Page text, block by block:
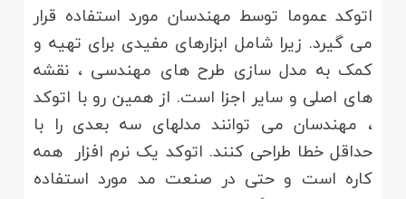
اتوکد عموما توسط مهندسان مورد استفاده قرار
می گیرد. زیرا شامل ابزارهای مفیدی برای تهیه و
کمک به مدل سازی طرح های مهندسی ، نقشه
های اصلی و سایر اجزا است. از همین رو با اتوکد
، مهندسان می توانند مدلهای سه بعدی را با
حداقل خطا طراحی کنند. اتوکد یک نرم افزار همه
کاره است و حتی در صنعت مد مورد استفاده